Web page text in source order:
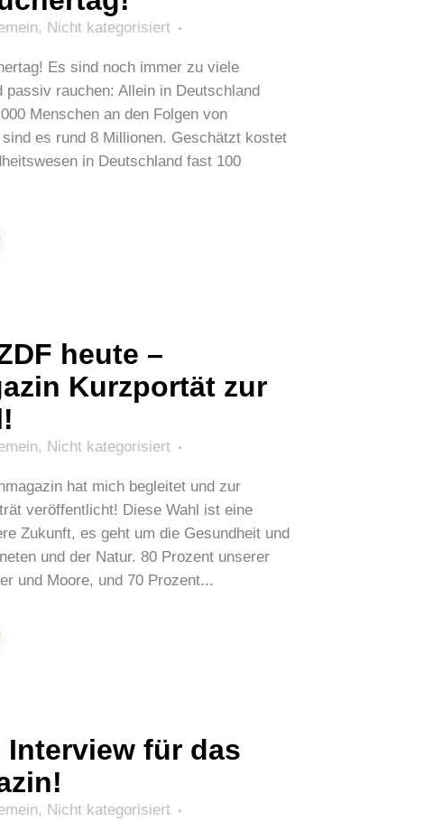
, Nicht kategorisiert
Es sind noch immer zu viele
passiv rauchen: Allein in Deutschland
Menschen an den Folgen von
es rund 8 Millionen. Geschätzt kostet
in Deutschland fast 100
heute –
Kurzportät zur
, Nicht kategorisiert
hat mich begleitet und zur
veröffentlicht! Diese Wahl ist eine
Zukunft, es geht um die Gesundheit und
und der Natur. 80 Prozent unserer
und Moore, und 70 Prozent...
Interview für das
, Nicht kategorisiert